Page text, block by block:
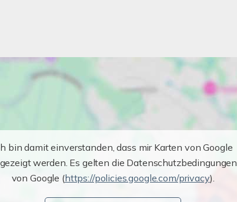
bin damit einverstanden, dass mir Karten von Google
werden. Es gelten die Datenschutzbedingungen
von Google (https://policies.google.com/privacy).